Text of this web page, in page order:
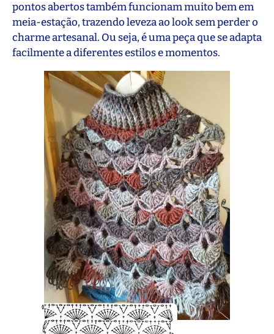
pontos abertos também funcionam muito bem em
meia-estação, trazendo leveza ao look sem perder o
charme artesanal. Ou seja, é uma peça que se adapta
facilmente a diferentes estilos e momentos.